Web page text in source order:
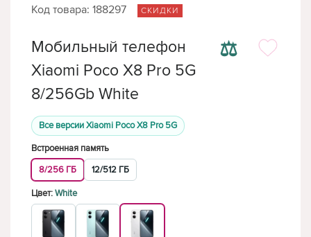
Код товара: 188297 СКИДКИ
⚖
Мобильный телефон
Xiaomi Poco X8 Pro 5G
8/256Gb White
Все версии Xiaomi Poco X8 Pro 5G
Встроенная память
8/256 ГБ
12/512 ГБ
Цвет:White